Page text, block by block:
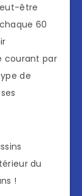
être
60
courant par
de
du
!